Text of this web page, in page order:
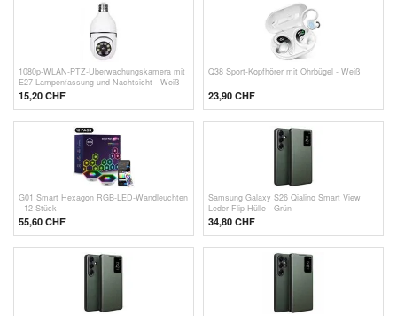
1080p-WLAN-PTZ-Überwachungskamera mit
E27-Lampenfassung und Nachtsicht - Weiß
15,20 CHF
Q38 Sport-Kopfhörer mit Ohrbügel - Weiß
23,90 CHF
G01 Smart Hexagon RGB-LED-Wandleuchten
- 12 Stück
55,60 CHF
Samsung Galaxy S26 Qialino Smart View
Leder Flip Hülle - Grün
34,80 CHF